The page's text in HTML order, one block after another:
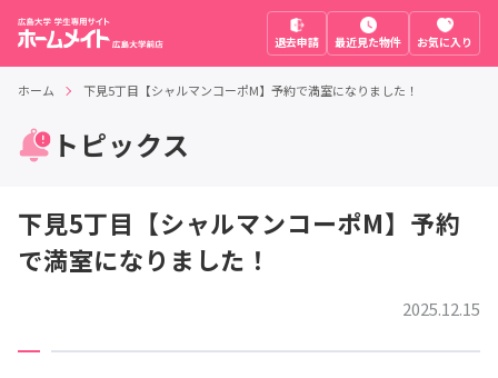
退去申請 最近見た物件 お気に入り
ホーム 下見5丁目【シャルマンコーポM】予約で満室になりました！
トピックス
下見5丁目【シャルマンコーポM】予約
で満室になりました！
2025.12.15